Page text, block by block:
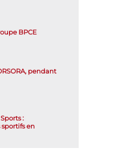
BPCE
pendant
:
en